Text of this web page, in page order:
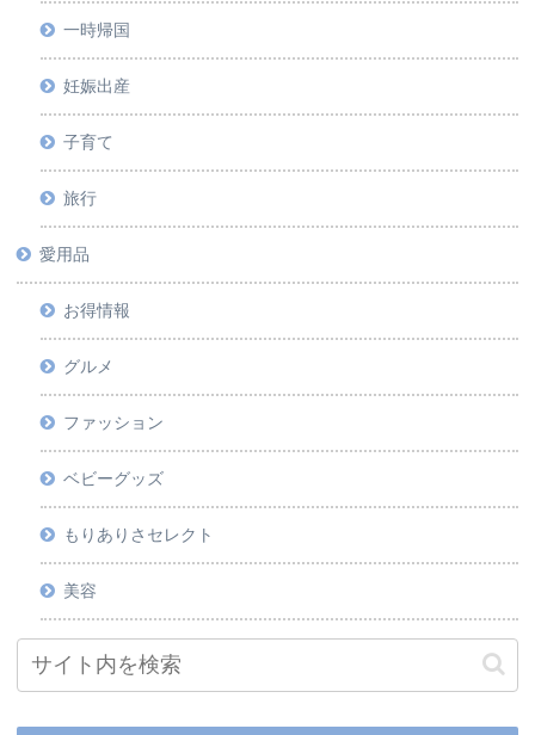
一時帰国
妊娠出産
子育て
旅行
愛用品
お得情報
グルメ
ファッション
ベビーグッズ
もりありさセレクト
美容